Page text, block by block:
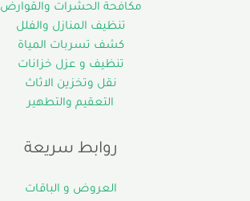
مكافحة الحشرات والقوارض
تنظيف المنازل والفلل
كشف تسربات المياة
تنظيف و عزل خزانات
نقل وتخزين الاثاث
التعقيم والتطهير
روابط سريعة
العروض و الباقات